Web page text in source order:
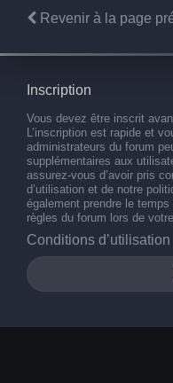
Revenir à la page
Inscription
Vous devez être inscrit
L’inscription est rapide et
administrateurs du forum
supplémentaires aux
assurez-vous d’avoir pris
d’utilisation et de notre
également prendre le
règles du forum lors de
Conditions d’utilisation